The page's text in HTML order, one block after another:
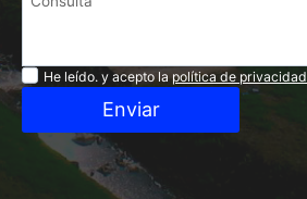
Privacidad
He leído. y acepto lapolítica de privacidad
Enviar